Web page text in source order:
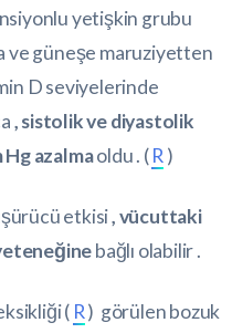
yetişkin grubu
ve güneşe maruziyetten
D seviyelerinde
, sistolik ve diyastolik
Hg azalmaoldu . (R)
etkisi, vücuttaki
bağlı olabilir .
( R) görülen bozuk